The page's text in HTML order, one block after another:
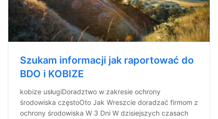
Szukam informacji jak raportować do
BDO i KOBIZE
kobize usługiDoradztwo w zakresie ochrony
środowiska częstoOto Jak Wreszcie doradzać firmom z
ochrony środowiska W 3 Dni W dzisiejszych czasach